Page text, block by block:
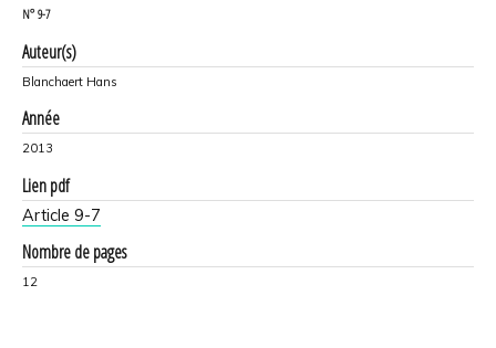
N° 9-7
Auteur(s)
Blanchaert Hans
Année
2013
Lien pdf
Article 9-7
Nombre de pages
12